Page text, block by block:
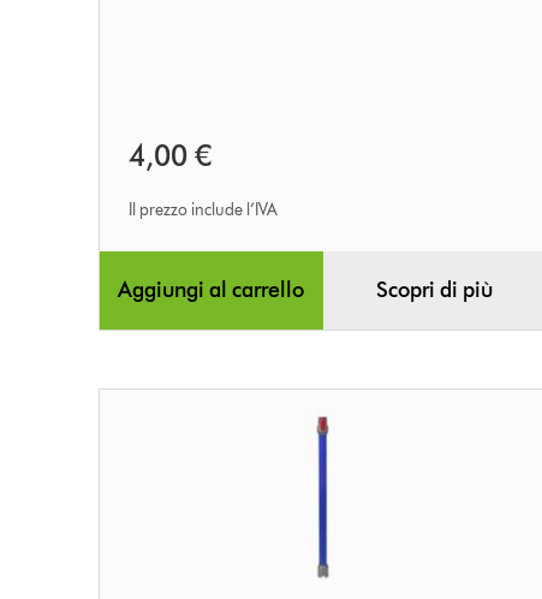
4,00 €
Il prezzo include l’IVA
Aggiungi al carrello Scopri di più